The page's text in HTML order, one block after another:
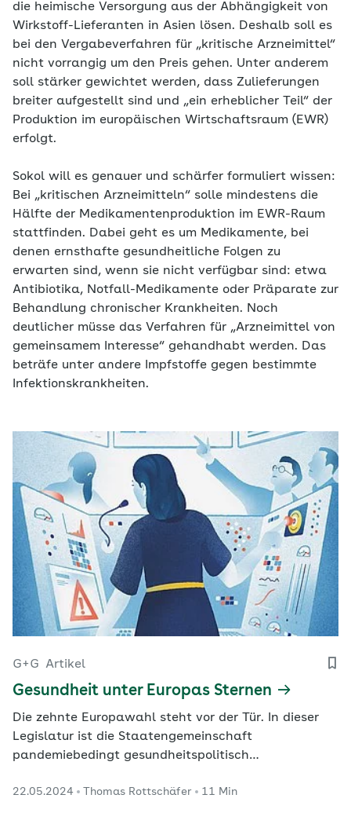
die heimische Versorgung aus der Abhängigkeit von
Wirkstoff-Lieferanten in Asien lösen. Deshalb soll es
bei den Vergabeverfahren für „kritische Arzneimittel“
nicht vorrangig um den Preis gehen. Unter anderem
soll stärker gewichtet werden, dass Zulieferungen
breiter aufgestellt sind und „ein erheblicher Teil“ der
Produktion im europäischen Wirtschaftsraum (EWR)
erfolgt.
Sokol will es genauer und schärfer formuliert wissen:
Bei „kritischen Arzneimitteln“ solle mindestens die
Hälfte der Medikamentenproduktion im EWR-Raum
stattfinden. Dabei geht es um Medikamente, bei
denen ernsthafte gesundheitliche Folgen zu
erwarten sind, wenn sie nicht verfügbar sind: etwa
Antibiotika, Notfall-Medikamente oder Präparate zur
Behandlung chronischer Krankheiten. Noch
deutlicher müsse das Verfahren für „Arzneimittel von
gemeinsamem Interesse“ gehandhabt werden. Das
beträfe unter andere Impfstoffe gegen bestimmte
Infektionskrankheiten.
G+G Artikel
Gesundheit unter Europas Sternen
Die zehnte Europawahl steht vor der Tür. In dieser
Legislatur ist die Staatengemeinschaft
pandemiebedingt gesundheitspolitisch
aber weiter zu stärken, steht noch einiges auf der
22.05.2024 Thomas Rottschäfer 11 Min